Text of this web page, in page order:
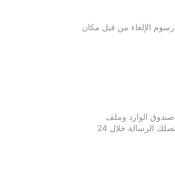
رسوم الإلغاء من قبل مكان
صندوق الوارد وملف
الرسائل غير المرغوبة في بريدك الإلكتروني. يرجى التواصل مع مكان الإقامة للتأكد من إلغاء الحجز إذا لم تصلك الرسالة خلال 24